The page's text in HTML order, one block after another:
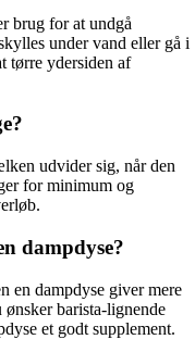
brug for at undgå
under vand eller gå i
tørre ydersiden af
udvider sig, når den
for minimum og
dampdyse?
en dampdyse giver mere
barista-lignende
et godt supplement.